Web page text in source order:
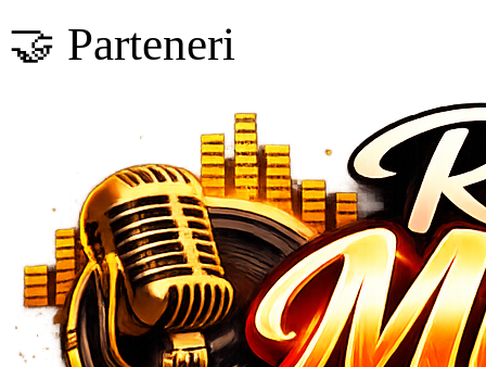
🤝 Parteneri